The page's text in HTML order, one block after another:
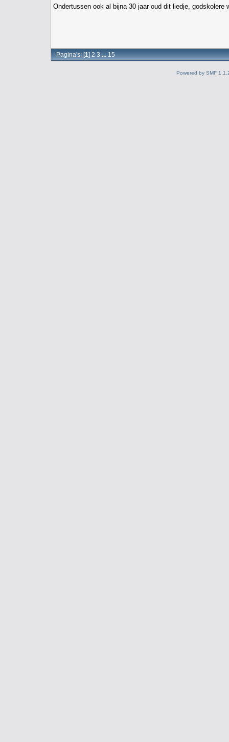
Ondertussen ook al bijna 30 jaar oud dit liedje,
Pagina's: [1]2 3 ...15
Powered by SMF